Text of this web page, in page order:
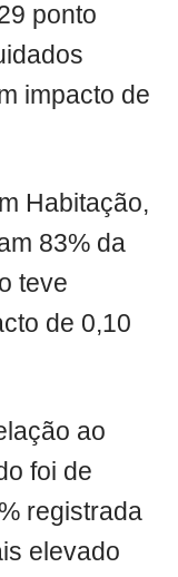
ponto
impacto de
Habitação,
83% da
teve
de 0,10
ao
foi de
registrada
elevado